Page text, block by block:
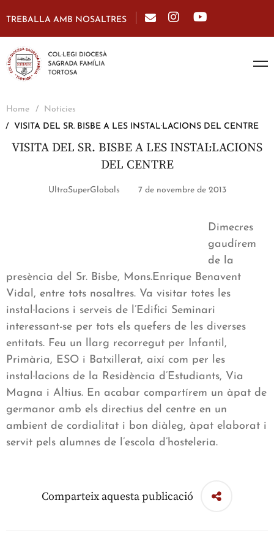
TREBALLA AMB NOSALTRES
Home
Notícies
VISITA DEL SR. BISBE A LES INSTAL·LACIONS DEL CENTRE
VISITA DEL SR. BISBE A LES INSTAL·LACIONS
DEL CENTRE
UltraSuperGlobals 7 de novembre de 2013
Dimecres
gaudírem
de la
presència del Sr. Bisbe, Mons.Enrique Benavent
Vidal, entre tots nosaltres. Va visitar totes les
instal·lacions i serveis de l’Edifici Seminari
interessant-se per tots els quefers de les diverses
entitats. Feu un llarg recorregut per Infantil,
Primària, ESO i Batxillerat, així com per les
instal·lacions de la Residència d’Estudiants, Via
Magna i Altius. En acabar compartírem un àpat de
germanor amb els directius del centre en un
ambient de cordialitat i bon diàleg, àpat elaborat i
servit pels alumnes de l’escola d’hosteleria.
Comparteix aquesta publicació